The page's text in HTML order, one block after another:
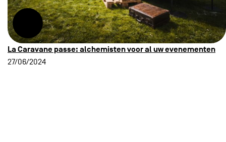
La Caravane passe: alchemisten voor al uw evenementen
27/06/2024